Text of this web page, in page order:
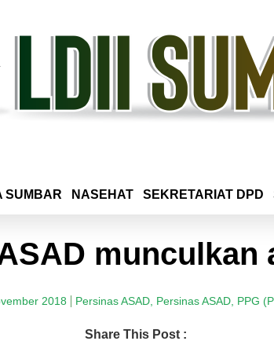
SUMBAR NASEHAT SEKRETARIAT DPD
munculkan
2018 Persinas ASAD Persinas ASAD PPG
Share This Post :